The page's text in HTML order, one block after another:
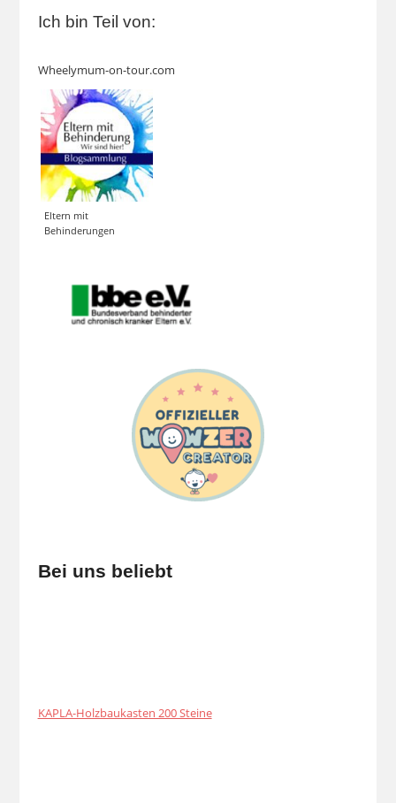
Ich bin Teil von:
Wheelymum-on-tour.com
Eltern mit
Behinderungen
Bei uns beliebt
KAPLA-Holzbaukasten 200 Steine